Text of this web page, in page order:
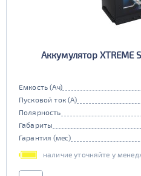
Аккумулятор XTREME
Емкость (Ач)
Пусковой ток (А)
Полярность
Габариты
Гарантия (мес)
наличие уточняйте у